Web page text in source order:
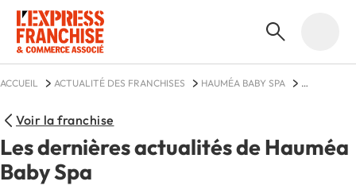
ACCUEIL ACTUALITÉ DES FRANCHISES
HAUMÉA BABY SPA
Voir la franchise
Les dernières actualités de Hauméa
Baby Spa